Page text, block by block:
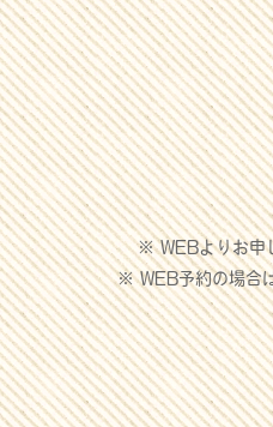
※ WEBよりお申
※ WEB予約の場合